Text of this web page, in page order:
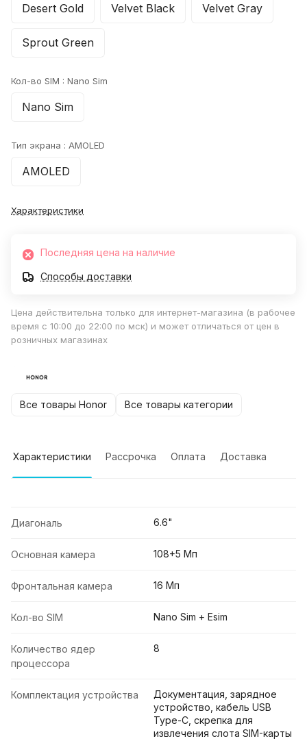
Desert Gold Velvet Black Velvet Gray
Sprout Green
Кол-во SIM : Nano Sim
Nano Sim
Тип экрана : AMOLED
AMOLED
Характеристики
Последняя цена на наличие
Способы доставки
Цена действительна только для интернет-магазина (в рабочее
время с 10:00 до 22:00 по мск) и может отличаться от цен в
розничных магазинах
Все товары Honor Все товары категории
Характеристики Рассрочка Оплата Доставка
Диагональ 6.6"
Основная камера 108+5 Мп
Фронтальная камера 16 Мп
Кол-во SIM Nano Sim + Esim
Количество ядер
процессора
8
Комплектация устройства
Документация, зарядное
устройство, кабель USB
Type-C, скрепка для
извлечения слота SIM-карты